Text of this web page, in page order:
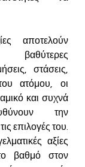
αποτελούν
βαθύτερες
στάσεις,
ατόμου, οι
και συχνά
την
επιλογές του.
αξίες
βαθμό στον